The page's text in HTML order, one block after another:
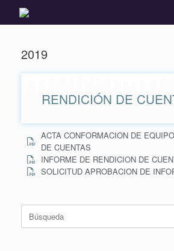
2019
RENDICIÓN DE
ACTA CONFORMACION DE
DE CUENTAS
INFORME DE RENDICION DE
SOLICITUD APROBACION DE